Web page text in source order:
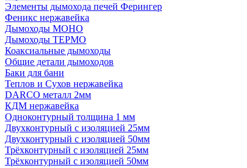
Элементы дымохода печей Ферингер
Феникс нержавейка
Дымоходы МОНО
Дымоходы ТЕРМО
Коаксиальные дымоходы
Общие детали дымоходов
Баки для бани
Теплов и Сухов нержавейка
DARCO металл 2мм
КДМ нержавейка
Одноконтурный толщина 1 мм
Двухконтурный с изоляцией 25мм
Двухконтурный с изоляцией 50мм
Трёхконтурный с изоляцией 25мм
Трёхконтурный с изоляцией 50мм